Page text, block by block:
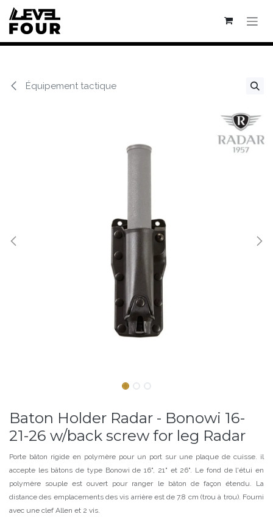
Se rendre au contenu
Équipement tactique
Baton Holder Radar - Bonowi 16-
21-26 w/back screw for leg Radar
Porte bâton rigide en polymère pour un port sur une plaque de cuisse. il
accepte les bâtons de type Bonowi de 16", 21" et 26". Le fond de l'étui en
polymère souple est ouvert pour ranger le bâton de façon étendu. La
distance des emplacements des vis arrière est de 7.8 cm (trou à trou). Fourni
avec une clef Allen et 2 vis.